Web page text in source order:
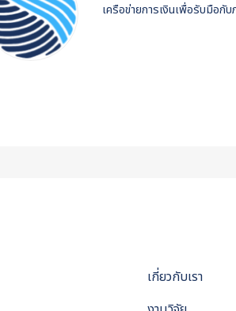
เครือข่ายการเงินเพื่อรับมือกั
เกี่ยวกับเรา